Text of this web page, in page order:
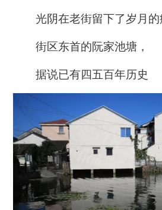
光阴在老街留下了岁月的
街区东首的阮家池塘，
据说已有四五百年历史